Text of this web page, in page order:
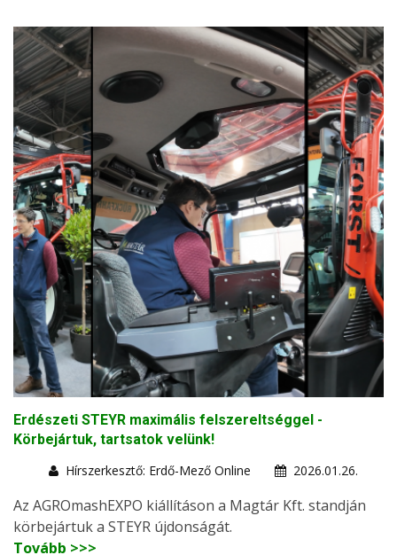
Erdészeti STEYR maximális felszereltséggel -
Körbejártuk, tartsatok velünk!
Hírszerkesztő: Erdő-Mező Online
2026.01.26.
Az AGROmashEXPO kiállításon a Magtár Kft. standján
körbejártuk a STEYR újdonságát.
Tovább >>>